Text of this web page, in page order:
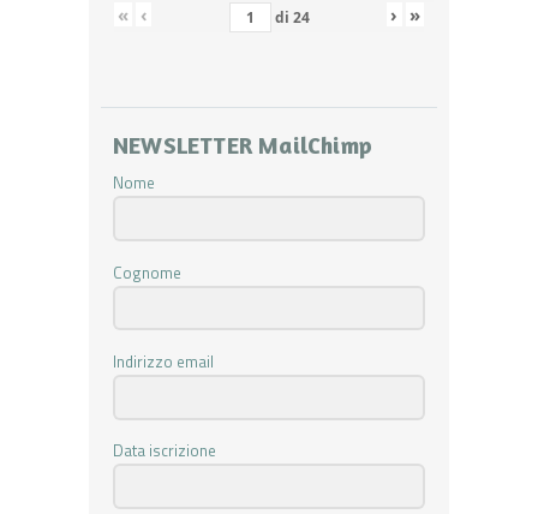
« ‹ di 24 › »
NEWSLETTER MailChimp
Nome
Cognome
Indirizzo email
Data iscrizione